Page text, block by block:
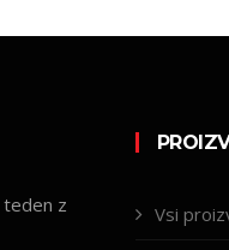
teden z
Vsi